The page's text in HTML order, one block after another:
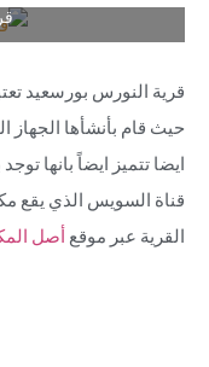
قرية النورس بورسعيد
حيث قام بأنشأها
قناة السويس الذي يقع
القرية عبر موقعأصل